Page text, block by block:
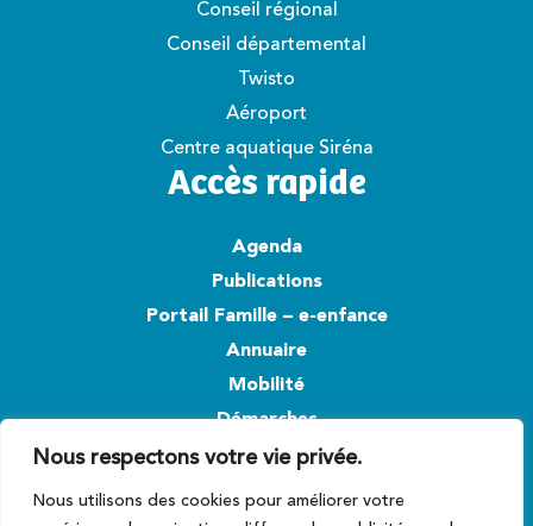
Nous respectons votre vie privée.
Nous utilisons des cookies pour améliorer votre
Conseil régional
Conseil départemental
Twisto
Aéroport
Centre aquatique Siréna
Accès rapide
Agenda
Publications
Portail Famille – e-enfance
Annuaire
Mobilité
Démarches
Suivez-nous